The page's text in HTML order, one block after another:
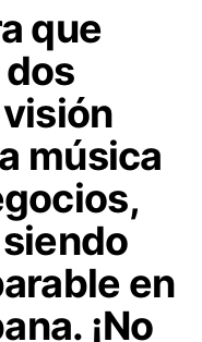
que
música
en
¡No